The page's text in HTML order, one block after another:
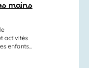
mains
activités
enfants...